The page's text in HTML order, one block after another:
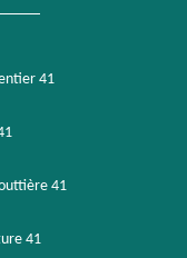
41
41
41